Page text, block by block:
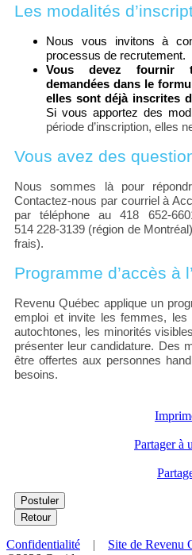
Les modalités
Nous vous invitons à
processus de recrutement.
Vous devez fournir
demandées dans le
elles sont déjà inscrites
Si vous apportez des
période d’inscription, elles
Vous avez des
Nous sommes là pour
Contactez-nous par courriel à
par téléphone au 418 652-
514 228-3139 (région de
frais).
Programme d’accès à
Revenu Québec applique un
emploi et invite les femmes, les
autochtones, les minorités
présenter leur candidature. Des
être offertes aux personnes
besoins.
Partager à
Confidentialité |
Site de Revenu